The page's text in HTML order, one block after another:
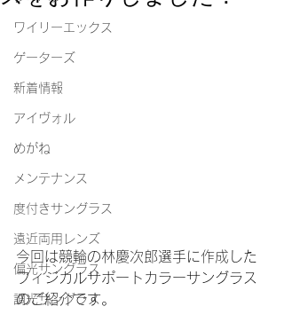
ワイリーエックス
ゲーターズ
新着情報
アイヴォル
めがね
メンテナンス
度付きサングラス
遠近両用レンズ
偏光サングラス
調光サングラス
今回は競輪の林慶次郎選手に作成した
フィジカルサポートカラーサングラス
のご紹介です。